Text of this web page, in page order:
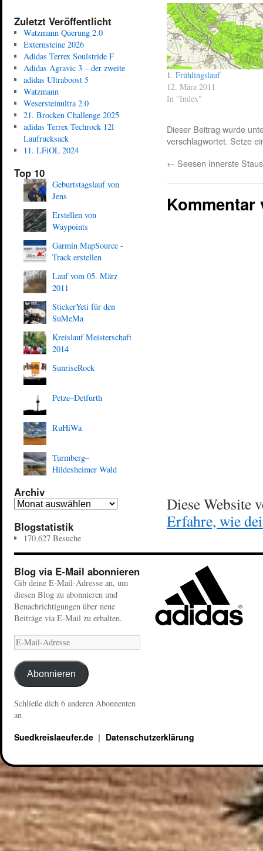
1. Frühlingslauf
12. März 2011
In "Index"
Dieser Beitrag wurde
verschlagwortet. Setze
← Seesen Innerste
Kommentar
Diese Website
Erfahre, wie
Zuletzt Veröffentlicht
Watzmann Querung 2.0
Externsteine 2026
Adidas Terrex Soulstride F
Adidas Agravic 3 – der zweite
adidas Ultraboost 5
Watzmann
Wesersteinultra 2.0
21. Brocken Challenge 2025
adidas Terrex Techrock 12l
Laufrucksack
11. LFiOL 2024
Top 10
Geburtstagslauf von
Jens
Erstellen von
Waypoints
Garmin MapSource -
Track erstellen
Lauf vom 05. März
2011
StickerYeti für den
SuMeMa
Kreislauf Meisterschaft
2014
SunriseRock
Petze–Detfurth
RuHiWa
Turmberg–
Hildesheimer Wald
Archiv
Blogstatistik
170.627 Besuche
Blog via E-Mail abonnieren
Gib deine E-Mail-Adresse an, um
diesen Blog zu abonnieren und
Benachrichtigungen über neue
Beiträge via E-Mail zu erhalten.
Abonnieren
Schließe dich 6 anderen Abonnenten
an
Suedkreislaeufer.de Datenschutzerklärung